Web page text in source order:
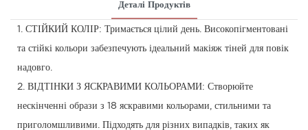
Деталі Продуктів
1. СТІЙКИЙ КОЛІР: Тримається цілий день. Високопігментовані
та стійкі кольори забезпечують ідеальний макіяж тіней для повік
надовго.
2. ВІДТІНКИ З ЯСКРАВИМИ КОЛЬОРАМИ: Створюйте
нескінченні образи з 18 яскравими кольорами, стильними та
приголомшливими. Підходять для різних випадків, таких як